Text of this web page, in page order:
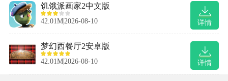
详情
饥饿派画家2中文版
42.01M2026-08-10
详情
梦幻西餐厅2安卓版
42.01M2026-08-10